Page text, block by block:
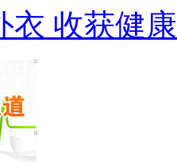
衣 收获健